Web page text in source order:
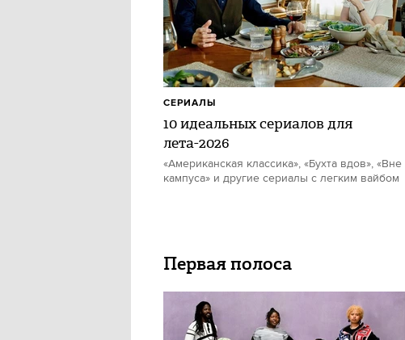
10 идеальных сериалов для
лета-2026
«Американская классика», «Бухта вдов», «Вне
кампуса» и другие сериалы с легким вайбом
СЕРИАЛЫ
Первая полоса